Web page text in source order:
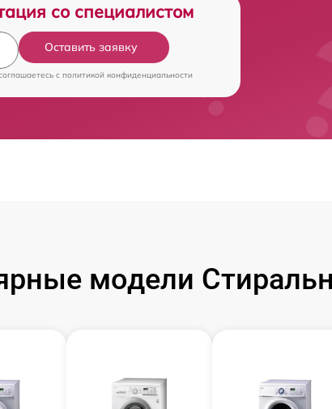
со специалистом
Оставить заявку
c политикой конфиденциальности
модели